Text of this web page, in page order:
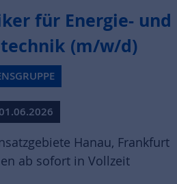
für Energie- und
(m/w/d)
Hanau, Frankfurt
ab sofort in Vollzeit